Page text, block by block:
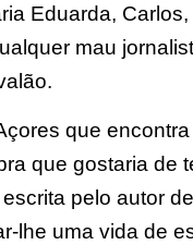
Eduarda, Carlos,
mau
que
que gostaria de
pelo autor de
lhe uma vida de